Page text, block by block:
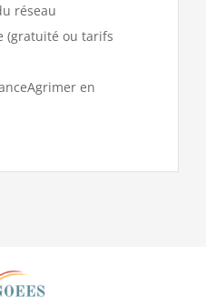
réseau
(gratuité ou tarifs
en